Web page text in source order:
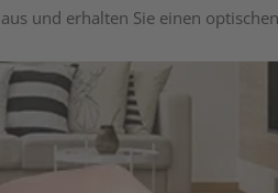
und erhalten Sie einen